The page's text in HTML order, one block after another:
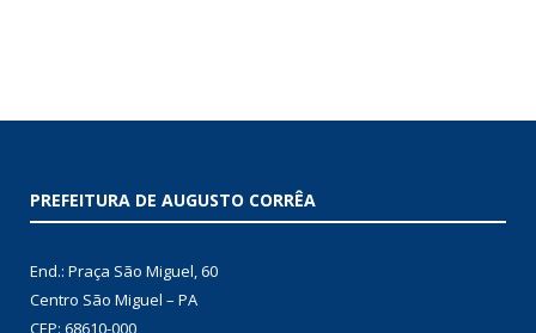
PREFEITURA DE AUGUSTO CORRÊA
End.: Praça São Miguel, 60
Centro São Miguel – PA
CEP: 68610-000